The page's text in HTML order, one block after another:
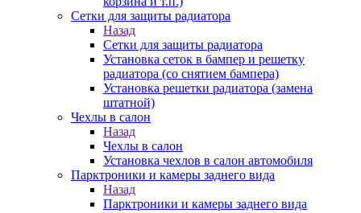
Сетки для защиты радиатора
Назад
Сетки для защиты радиатора
Установка сеток в бампер и решетку
радиатора (со снятием бампера)
Установка решетки радиатора (замена
штатной)
Чехлы в салон
Назад
Чехлы в салон
Установка чехлов в салон автомобиля
Парктроники и камеры заднего вида
Назад
Парктроники и камеры заднего вида